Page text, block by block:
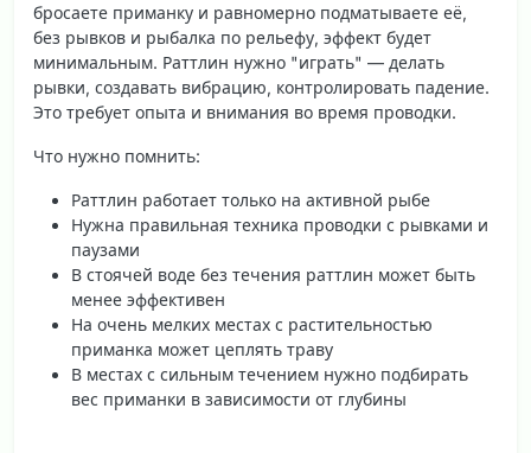
бросаете приманку и равномерно подматываете её,
без рывков и рыбалка по рельефу, эффект будет
минимальным. Раттлин нужно "играть" — делать
рывки, создавать вибрацию, контролировать падение.
Это требует опыта и внимания во время проводки.
Что нужно помнить:
Раттлин работает только на активной рыбе
Нужна правильная техника проводки с рывками и
паузами
В стоячей воде без течения раттлин может быть
менее эффективен
На очень мелких местах с растительностью
приманка может цеплять траву
В местах с сильным течением нужно подбирать
вес приманки в зависимости от глубины